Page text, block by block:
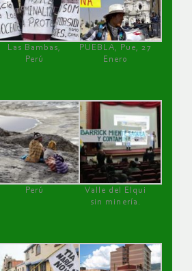
Las Bambas,
Perú
PUEBLA, Pue, 27
Enero
Perú
Valle del Elqui
sin minería.